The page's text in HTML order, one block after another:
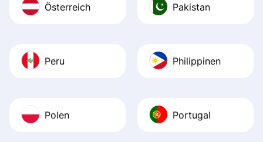
Österreich Pakistan
Peru Philippinen
Polen Portugal